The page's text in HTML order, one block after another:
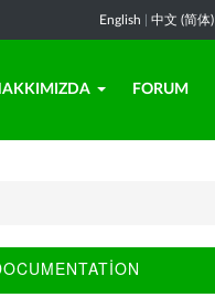
English 中文 (简体)
FORUM